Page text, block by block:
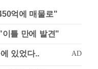
억에 매물로"
이틀 만에 발견"